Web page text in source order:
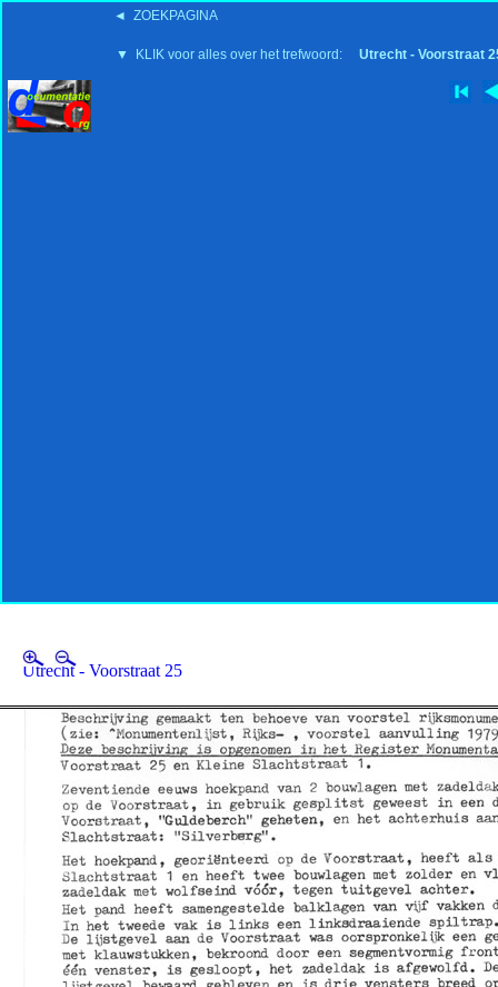
◄ ZOEKPAGINA
▼ KLIK voor alles over het trefwoord: Utrecht - Voorstraat
Utrecht - Voorstraat 25
'15:19 19-2-2008